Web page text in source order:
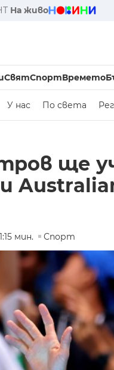
На живо
СвятСпортВремето
У нас По света
ще
мин. Спорт